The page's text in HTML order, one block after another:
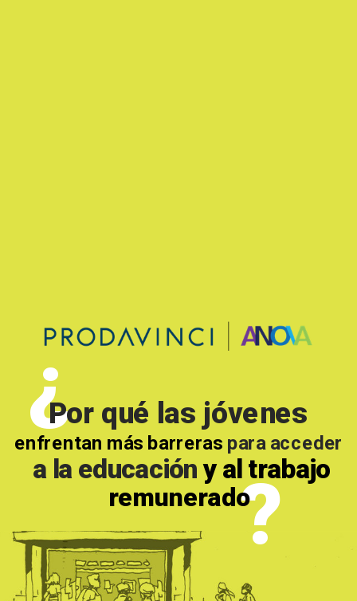
¿Por qué las jóvenes
enfrentan más barreras para acceder
a la educación y al trabajo
remunerado?